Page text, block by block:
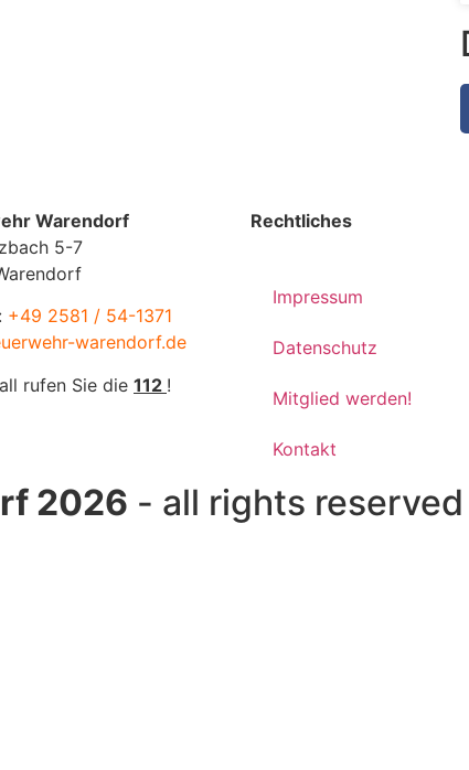
Warendorf
5-7
+49 2581 / 54-1371
warendorf.de
rufen Sie die 112 !
Rechtliches
Impressum
Datenschutz
Mitglied werden!
Kontakt
2026 - all rights